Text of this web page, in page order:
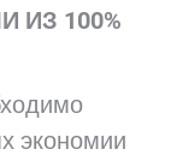
100%
экономии